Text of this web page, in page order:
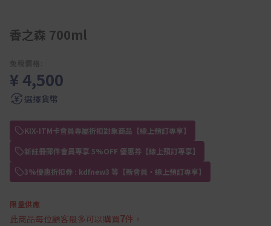
香之森 700ml
¥ 4,500
選擇貨幣
KIX-ITM卡會員專屬折扣對象商品【線上預訂專享】
新註冊郵件會員專享 5%OFF 優惠券【線上預訂專享】
3%優惠折扣券 : kdfnew3 等【新會員・線上預訂專享】
限量供應
此商品每位顧客最多可以購買7件。